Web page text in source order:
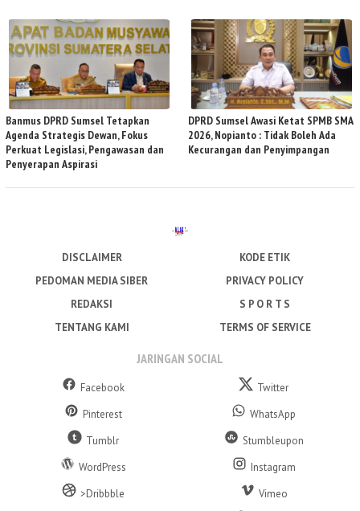
Banmus DPRD Sumsel Tetapkan
Agenda Strategis Dewan, Fokus
Perkuat Legislasi, Pengawasan dan
Penyerapan Aspirasi
DPRD Sumsel Awasi Ketat SPMB SMA
2026, Nopianto : Tidak Boleh Ada
Kecurangan dan Penyimpangan
DISCLAIMER
KODE ETIK
PEDOMAN MEDIA SIBER
PRIVACY POLICY
REDAKSI
S P O R T S
TENTANG KAMI
TERMS OF SERVICE
JARINGAN SOCIAL
Facebook
Twitter
Pinterest
WhatsApp
Tumblr
Stumbleupon
WordPress
Instagram
>Dribbble
Vimeo